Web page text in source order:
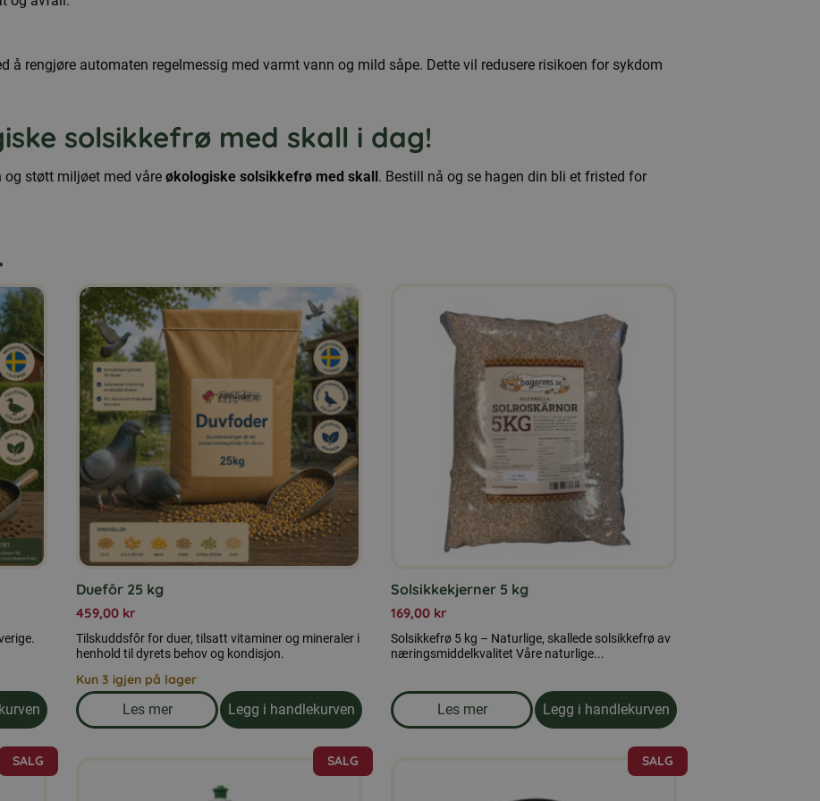
å rengjøre automaten regelmessig med varmt vann og mild såpe. Dette vil redusere risikoen for sykdom
solsikkefrø med skall i dag!
støtt miljøet med våre økologiske solsikkefrø med skall. Bestill nå og se hagen din bli et fristed for
25 kg
Duefôr 25 kg
459,00 kr
Tilskuddsfôr for duer, tilsatt vitaminer og mineraler i
henhold til dyrets behov og kondisjon.
Kun 3 igjen på lager
Les mer
om produkten Duefôr 25 kg
Legg i handlekurven
Solsikkekjerner 5 kg
169,00 kr
Solsikkefrø 5 kg – Naturlige, skallede solsikkefrø av
næringsmiddelkvalitet Våre naturlige...
Les mer
om produkten Solsikkekjerner 5 kg
Legg i handlekurven
SALG SALG SALG